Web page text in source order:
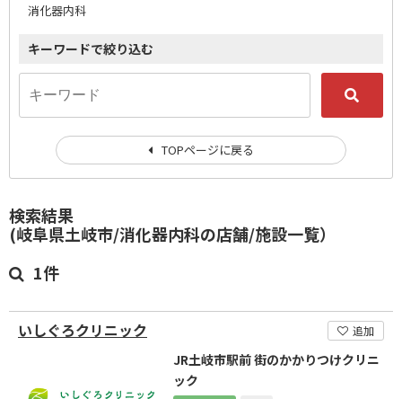
検索結果
(岐阜県土岐市/消化器内科の店舗/施設一覧）
1件
いしぐろクリニック 追加
JR土岐市駅前 街のかかりつけクリニ
ック
消化器内科
キーワードで絞り込む
TOPページに戻る